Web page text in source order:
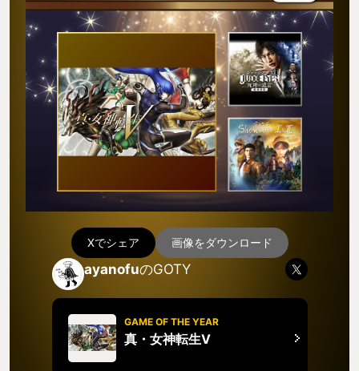
Xでシェア 画像をダウンロード
ayanofuのGOTY
GAME OF THE YEAR
真・女神転生V